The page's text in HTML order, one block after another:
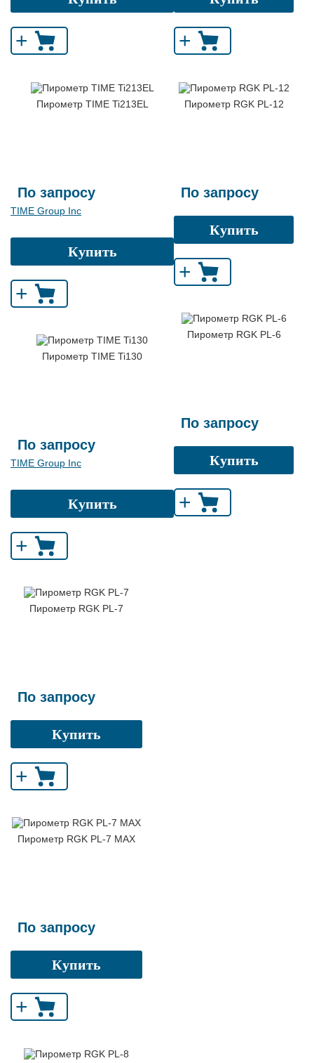
+
Пирометр TIME Ti213EL
По запросу
TIME Group Inc
Купить
+
Пирометр TIME Ti130
По запросу
TIME Group Inc
Купить
+
+
Пирометр RGK PL-12
По запросу
Купить
+
Пирометр RGK PL-6
По запросу
Купить
+
Пирометр RGK PL-7
По запросу
Купить
+
Пирометр RGK PL-7 MAX
По запросу
Купить
+